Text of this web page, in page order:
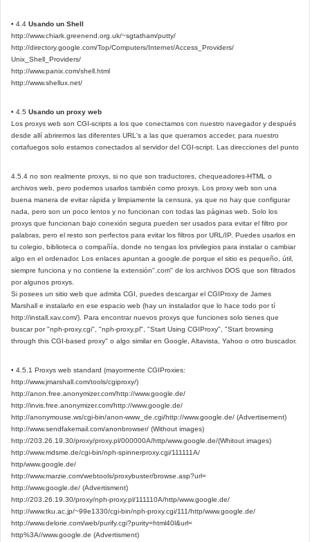
• 4.4 Usando un Shell
http://www.chiark.greenend.org.uk/~sgtatham/putty/
http://directory.google.com/Top/Computers/Internet/Access_Providers/
Unix_Shell_Providers/
http://www.panix.com/shell.html
http://www.shellux.net/
• 4.5 Usando un proxy web
Los proxys web son CGI-scripts a los que conectamos con nuestro navegador y después
desde allí abriremos las diferentes URL's a las que queramos acceder, para nuestro
cortafuegos solo estamos conectados al servidor del CGI-script. Las direcciones del punto
4.5.4 no son realmente proxys, si no que son traductores, chequeadores-HTML o
archivos web, pero podemos usarlos también como proxys. Los proxy web son una
buena manera de evitar rápida y limpiamente la censura, ya que no hay que configurar
nada, pero son un poco lentos y no funcionan con todas las páginas web. Solo los
proxys que funcionan bajo conexión segura pueden ser usados para evitar el filtro por
palabras, pero el resto son perfectos para evitar los filtros por URL/IP. Puedes usarlos en
tu colegio, biblioteca o compañía, donde no tengas los privilegios para instalar o cambiar
algo en el ordenador. Los enlaces apuntan a google.de porque el sitio es pequeño, útil,
siempre funciona y no contiene la extensión".com" de los archivos DOS que son filtrados
por algunos proxys.
Si posees un sitio web que admita CGI, puedes descargar el CGIProxy de James
Marshall e instalarlo en ese espacio web (hay un instalador que lo hace todo por tí
http://install.xav.com/). Para encontrar nuevos proxys que funciones solo tienes que
buscar por "nph-proxy.cgi", "nph-proxy.pl", "Start Using CGIProxy", "Start browsing
through this CGI-based proxy" o algo similar en Google, Altavista, Yahoo o otro buscador.
• 4.5.1 Proxys web standard (mayormente CGIProxies:
http://www.jmarshall.com/tools/cgiproxy/)
http://anon.free.anonymizer.com/http://www.google.de/
http://invis.free.anonymizer.com/http://www.google.de/
http://anonymouse.ws/cgi-bin/anon-www_de.cgi/http://www.google.de/ (Advertisement)
http://www.sendfakemail.com/anonbrowser/ (Without images)
http://203.26.19.30/proxy/proxy.pl/000000A/http/www.google.de/(Whitout images)
http://www.mdsme.de/cgi-bin/nph-spinnerproxy.cgi/111111A/
http/www.google.de/
http://www.marzie.com/webtools/proxybuster/browse.asp?url=
http://www.google.de/ (Advertisment)
http://203.26.19.30/proxy/nph-proxy.pl/111110A/http/www.google.de/
http://www.tku.ac.jp/~99e1330/cgi-bin/nph-proxy.cgi/111/http/www.google.de/
http://www.delorie.com/web/purify.cgi?purity=html40l&url=
http%3A//www.google.de (Advertisment)